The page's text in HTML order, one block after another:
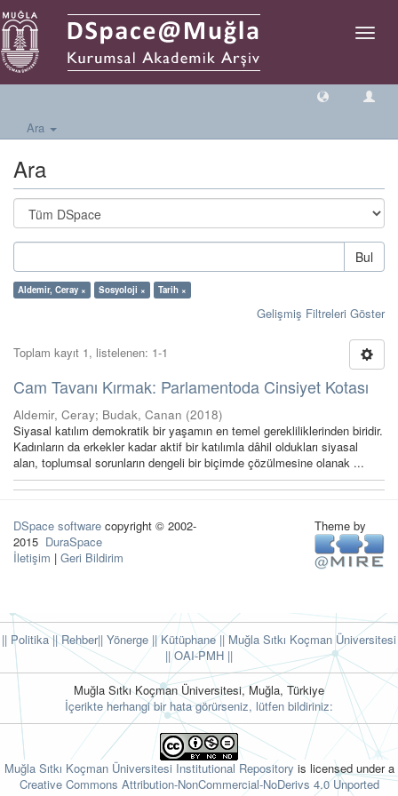
Geçiş
Ara
Ara
Bul
Aldemir, Ceray × Sosyoloji × Tarih ×
Gelişmiş Filtreleri Göster
Toplam kayıt 1, listelenen: 1-1
Cam Tavanı Kırmak: Parlamentoda Cinsiyet Kotası
Aldemir, Ceray; Budak, Canan (2018)
Siyasal katılım demokratik bir yaşamın en temel gerekliliklerinden biridir.
Kadınların da erkekler kadar aktif bir katılımla dâhil oldukları siyasal
alan, toplumsal sorunların dengeli bir biçimde çözülmesine olanak ...
DSpace software copyright © 2002-
2015 DuraSpace
İletişim | Geri Bildirim
Theme by
|| Politika|| Rehber|| Yönerge || Kütüphane|| Muğla Sıtkı Koçman Üniversitesi
||OAI-PMH ||
Muğla Sıtkı Koçman Üniversitesi, Muğla, Türkiye
İçerikte herhangi bir hata görürseniz, lütfen bildiriniz:
Muğla Sıtkı Koçman Üniversitesi Institutional Repository is licensed under a
Creative Commons Attribution-NonCommercial-NoDerivs 4.0 Unported